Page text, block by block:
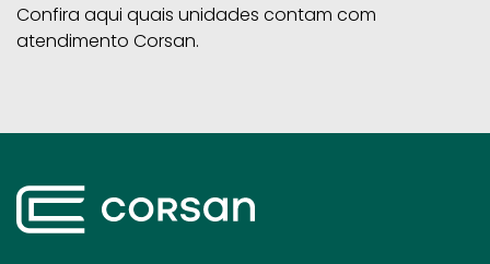
Confira aqui quais unidades contam com
atendimento Corsan.